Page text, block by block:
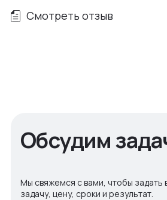
Смотреть отзыв
Обсудим
Мы свяжемся с вами, чтобы задать
задачу, цену, сроки и результат.